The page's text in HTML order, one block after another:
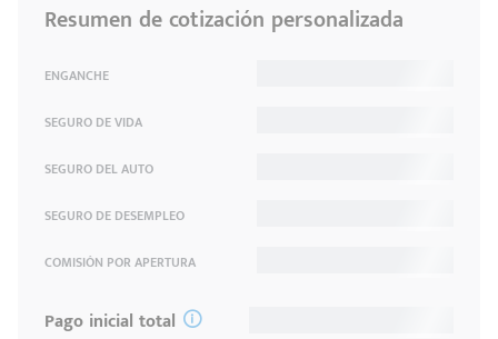
Resumen de cotización personalizada
ENGANCHE
SEGURO DE VIDA
SEGURO DEL AUTO
SEGURO DE DESEMPLEO
COMISIÓN POR APERTURA
Pago inicial total